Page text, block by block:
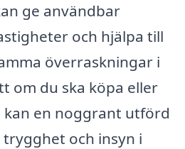
ge användbar
och hjälpa till
överraskningar i
om du ska köpa eller
kan en noggrant utförd
och insyn i